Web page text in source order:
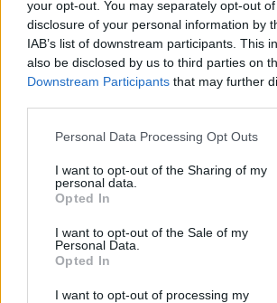
your opt-out. You may separately opt-out
disclosure of your personal information by
IAB’s list of downstream participants. This
also be disclosed by us to third parties on
Downstream Participants that may further
Please note that this website/app uses one
not limited to your visit or usage behaviour.
grant or deny consent to Google and its
use your data for below specified purposes
consent section.
Personal Data Processing Opt Outs
I want to opt-out of the Sharing of my
personal data.
Opted In
I want to opt-out of the Sale of my
Personal Data.
Opted In
I want to opt-out of processing my
Országos autó-motorsport tehetségkutató
indít HUMDA Junior Gokart Challenge
gyermekek számárára a HUMDA Magyar
Fejlesztési Ügynökség Zrt. A jelentkezők
szimulátorokon próbálhatják ki magukat a
kamionjában augusztus 30. és október 30.
felkutatását már gyermekkorban elkezdi a